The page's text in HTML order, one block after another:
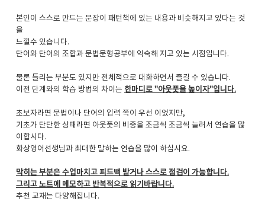
본인이 스스로 만드는 문장이 패턴책에 있는 내용과 비슷해지고 있다는 것
을
느낄수 있습니다.
단어와 단어의 조합과 문법문형공부에 익숙해 지고 있는 시점입니다.
물론 틀리는 부분도 있지만 전체적으로 대화하면서 즐길 수 있습니다.
이전 단계와의 학습 방법의 차이는 한마디로 "아웃풋을 높이자"입니다.
초보자라면 문법이나 단어의 입력 쪽이 우선 이었지만,
기초가 단단한 상태라면 아웃풋의 비중을 조금씩 조금씩 늘려서 연습을 많
이합시다.
화상영어선생님과 최대한 말하는 연습을 많이 하십시요.
막히는 부분은 수업마치고 피드백 받거나 스스로 점검이 가능합니다.
그리고 노트에 메모하고 반복적으로 읽기바랍니다.
추천 교재는 다양해집니다.